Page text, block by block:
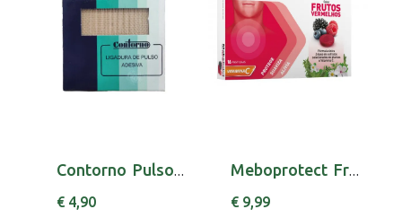
Contorno Pulso Lig Pulso 204 S 7,5cm
€ 4,90
Meboprotect Frutos Verm Past X16 pst
€ 9,99